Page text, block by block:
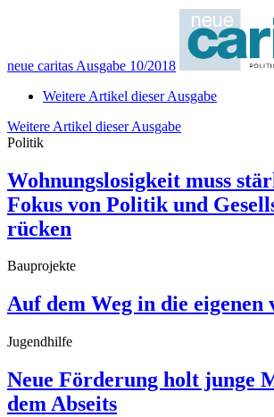
neue caritas Ausgabe 10/2018
Weitere Artikel dieser Ausgabe
Weitere Artikel dieser Ausgabe
Politik
Wohnungslosigkeit muss
Fokus von Politik und
rücken
Bauprojekte
Auf dem Weg in die eigenen
Jugendhilfe
Neue Förderung holt junge
dem Abseits